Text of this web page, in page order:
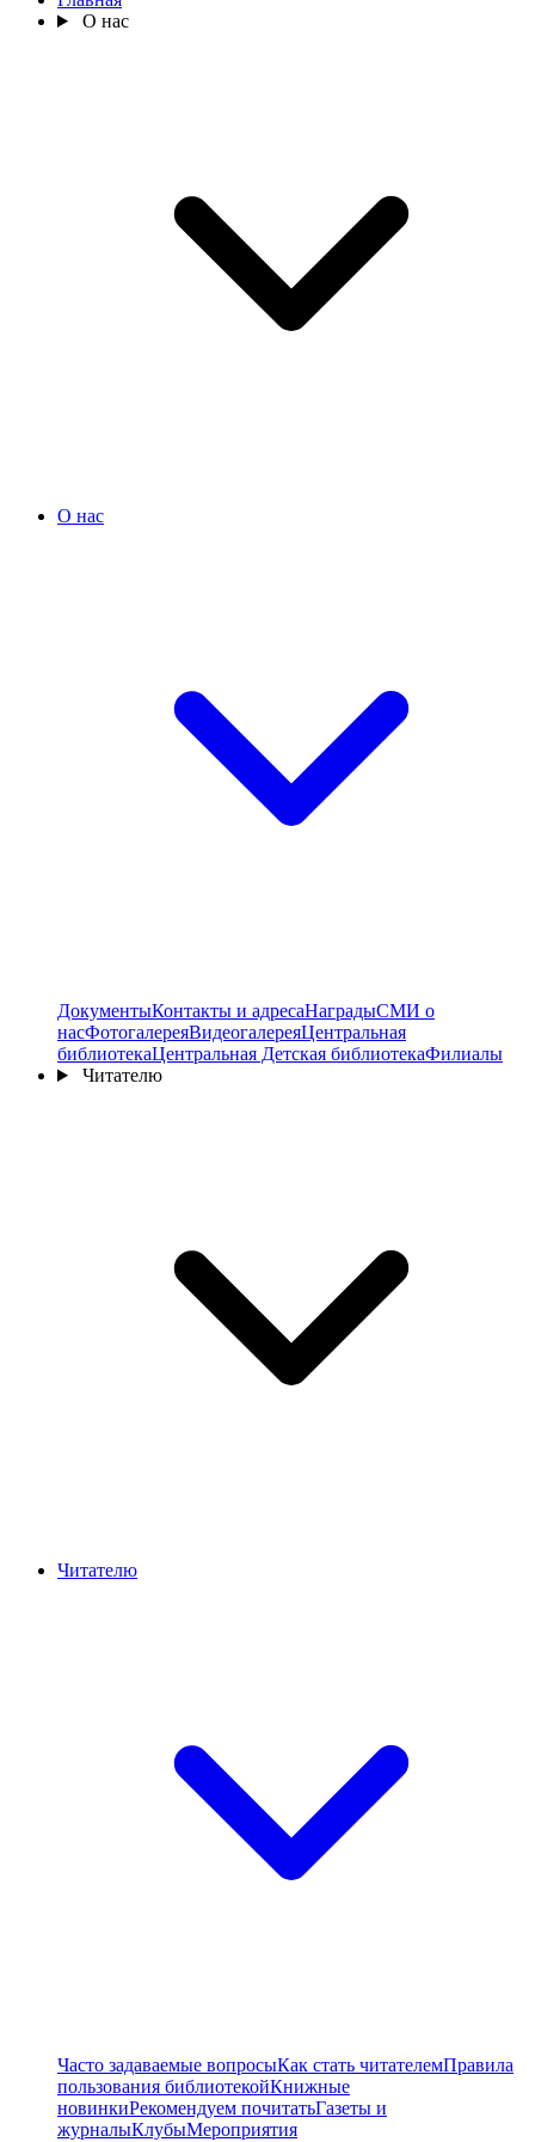
О нас
О нас
ДокументыКонтакты и адресаНаградыСМИ о
насФотогалереяВидеогалереяЦентральная
библиотекаЦентральная Детская библиотекаФилиалы
Читателю
Читателю
Часто задаваемые вопросыКак стать читателемПравила
пользования библиотекойКнижные
новинкиРекомендуем почитатьГазеты и
журналыКлубыМероприятия